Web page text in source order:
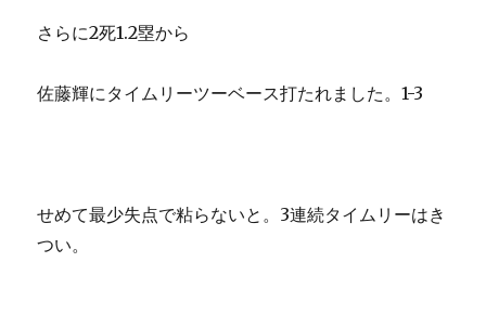
さらに2死1.2塁から
佐藤輝にタイムリーツーベース打たれました。1-3
せめて最少失点で粘らないと。3連続タイムリーはき
つい。